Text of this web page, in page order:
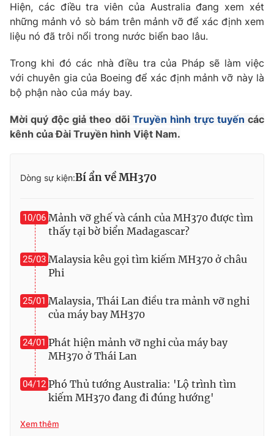
VTV Sức khoẻ Bất động sản
VTV4 Vươn mình bằng AI
VTV9 VTV8
THỜI BÁO VTV
Theo dõi báo trên
Cơ quan chủ quản:Đài Truyền hình Việt Nam
Cơ quan báo chí:
Giấy phép hoạt động báo in và báo điện tử số 483/GP-BTTTT
cấp ngày 29/12/2023
Tổng Biên tập:Vũ Thanh Thủy
Phó Tổng Biên tập:Nguyễn Thị Mỹ Hạnh, Phạm Quốc Thắng,
Tổng đài VTV:
Hiện, các điều tra viên của Australia đang xem xét
những mảnh vỏ sò bám trên mảnh vỡ để xác định xem
liệu nó đã trôi nổi trong nước biển bao lâu.
Trong khi đó các nhà điều tra của Pháp sẽ làm việc
với chuyên gia của Boeing để xác định mảnh vỡ này là
bộ phận nào của máy bay.
Mời quý độc giả theo dõi Truyền hình trực tuyến các
kênh của Đài Truyền hình Việt Nam.
Dòng sự kiện:Bí ẩn về MH370
10/06 Mảnh vỡ ghế và cánh của MH370 được tìm
thấy tại bờ biển Madagascar?
25/03 Malaysia kêu gọi tìm kiếm MH370 ở châu
Phi
25/01 Malaysia, Thái Lan điều tra mảnh vỡ nghi
của máy bay MH370
24/01 Phát hiện mảnh vỡ nghi của máy bay
MH370 ở Thái Lan
04/12 Phó Thủ tướng Australia: 'Lộ trình tìm
kiếm MH370 đang đi đúng hướng'
Xem thêm